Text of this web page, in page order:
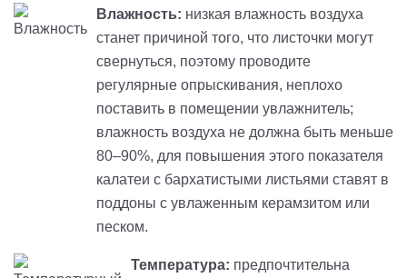
Влажность: низкая влажность воздуха
станет причиной того, что листочки могут
свернуться, поэтому проводите
регулярные опрыскивания, неплохо
поставить в помещении увлажнитель;
влажность воздуха не должна быть меньше
80–90%, для повышения этого показателя
калатеи с бархатистыми листьями ставят в
поддоны с увлаженным керамзитом или
песком.
Температура: предпочтительна